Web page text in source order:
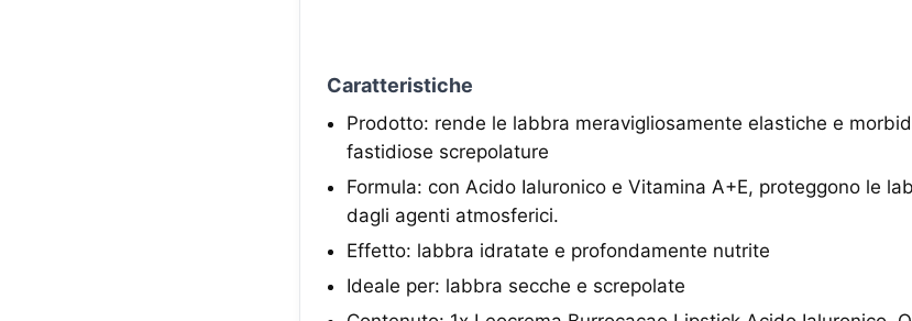
Caratteristiche
Prodotto: rende le labbra meravigliosamente elastiche e
fastidiose screpolature
Formula: con Acido Ialuronico e Vitamina A+E, proteggono le
dagli agenti atmosferici.
Effetto: labbra idratate e profondamente nutrite
Ideale per: labbra secche e screpolate